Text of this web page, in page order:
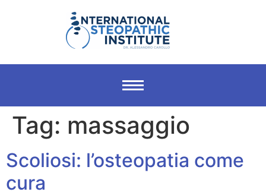
Tag: massaggio
Scoliosi: l’osteopatia come
cura